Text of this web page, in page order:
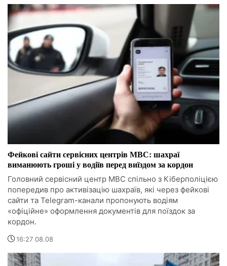
Фейкові сайти сервісних центрів МВС: шахраї
виманюють гроші у водіїв перед виїздом за кордон
Головний сервісний центр МВС спільно з Кіберполіцією
попередив про активізацію шахраїв, які через фейкові
сайти та Telegram-канали пропонують водіям
«офіційне» оформлення документів для поїздок за
кордон.
16:27 08.08